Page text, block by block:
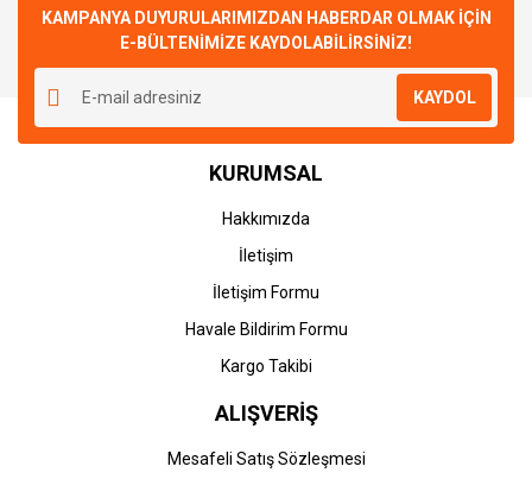
KAMPANYA DUYURULARIMIZDAN HABERDAR OLMAK İÇİN
E-BÜLTENİMİZE KAYDOLABİLİRSİNİZ!
KAYDOL
KURUMSAL
Hakkımızda
İletişim
İletişim Formu
Havale Bildirim Formu
Kargo Takibi
ALIŞVERİŞ
Mesafeli Satış Sözleşmesi